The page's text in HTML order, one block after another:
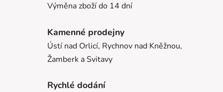
Výměna zboží do 14 dní
Kamenné prodejny
Ústí nad Orlicí, Rychnov nad Kněžnou,
Žamberk a Svitavy
Rychlé dodání